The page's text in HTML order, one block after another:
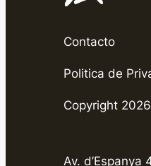
Contacto
Politica de
Copyright 2026
Av.